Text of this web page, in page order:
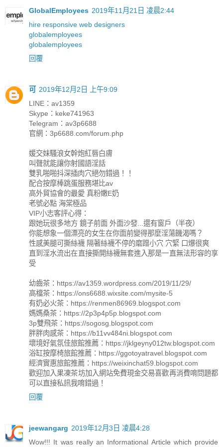
GlobalEmployees 2019年11月21日 凌晨2:44
hire responsive web designers
globalemployees
globalemployees
回覆
可
2019年12月2日 上午9:09
LINE：av1359
Skype：keke741963
Telegram：av3p6688
官網：3p6688.com/forum.php
媛交妹騷浪女幹炮紅唇白膚
叫聲就能讓你射國語淫話
雙乳啪啪抖深插肉穴絕勿錯過！！
配合按摩棒跳蛋服務堪比av
高外貿協會的最愛 真粉嫩E奶
老號必點 海棠極品
VIP小志客評心得：
跟她玩很多地方 鏡子前面 外面沙發...還有窗戶（半夜）
你能想象一個漂亮的女生在你面前變得那麼淫蕩饑渴嗎？
性感美腿可撕絲襪 隔著絲襪不停的磨蹭小穴 穴緊 口爆很爽
直到淫水流出在直接撕開絲襪無套進入那是一直無法形容的享
受
幼齒茶：https://av1359.wordpress.com/2019/11/29/
高檔茶：https://ons6688.wixsite.com/mysite-5
有奶必火茶：https://renmen86969.blogspot.com
媽媽桑茶：https://2p3p4p5p.blogspot.com
3p雙飛茶：https://sogosg.blogspot.com
胖胖肉感茶：https://b11vv484ni.blogspot.com
壞境好氣氛佳旅館推薦：https://jklgeyny012tw.blogspot.com
浴缸按摩椅旅館推薦：https://ggotoyatravel.blogspot.com
經濟實惠旅館推薦：https://weixinchat59.blogspot.com
歡迎加入果凍茶坊加入網站免費現金交易喜歡再消費唷問題都
可以直接私訊我唷錯過！
回覆
jeewangarg 2019年12月3日 凌晨4:28
Wow!!! It was really an Informational Article which provide